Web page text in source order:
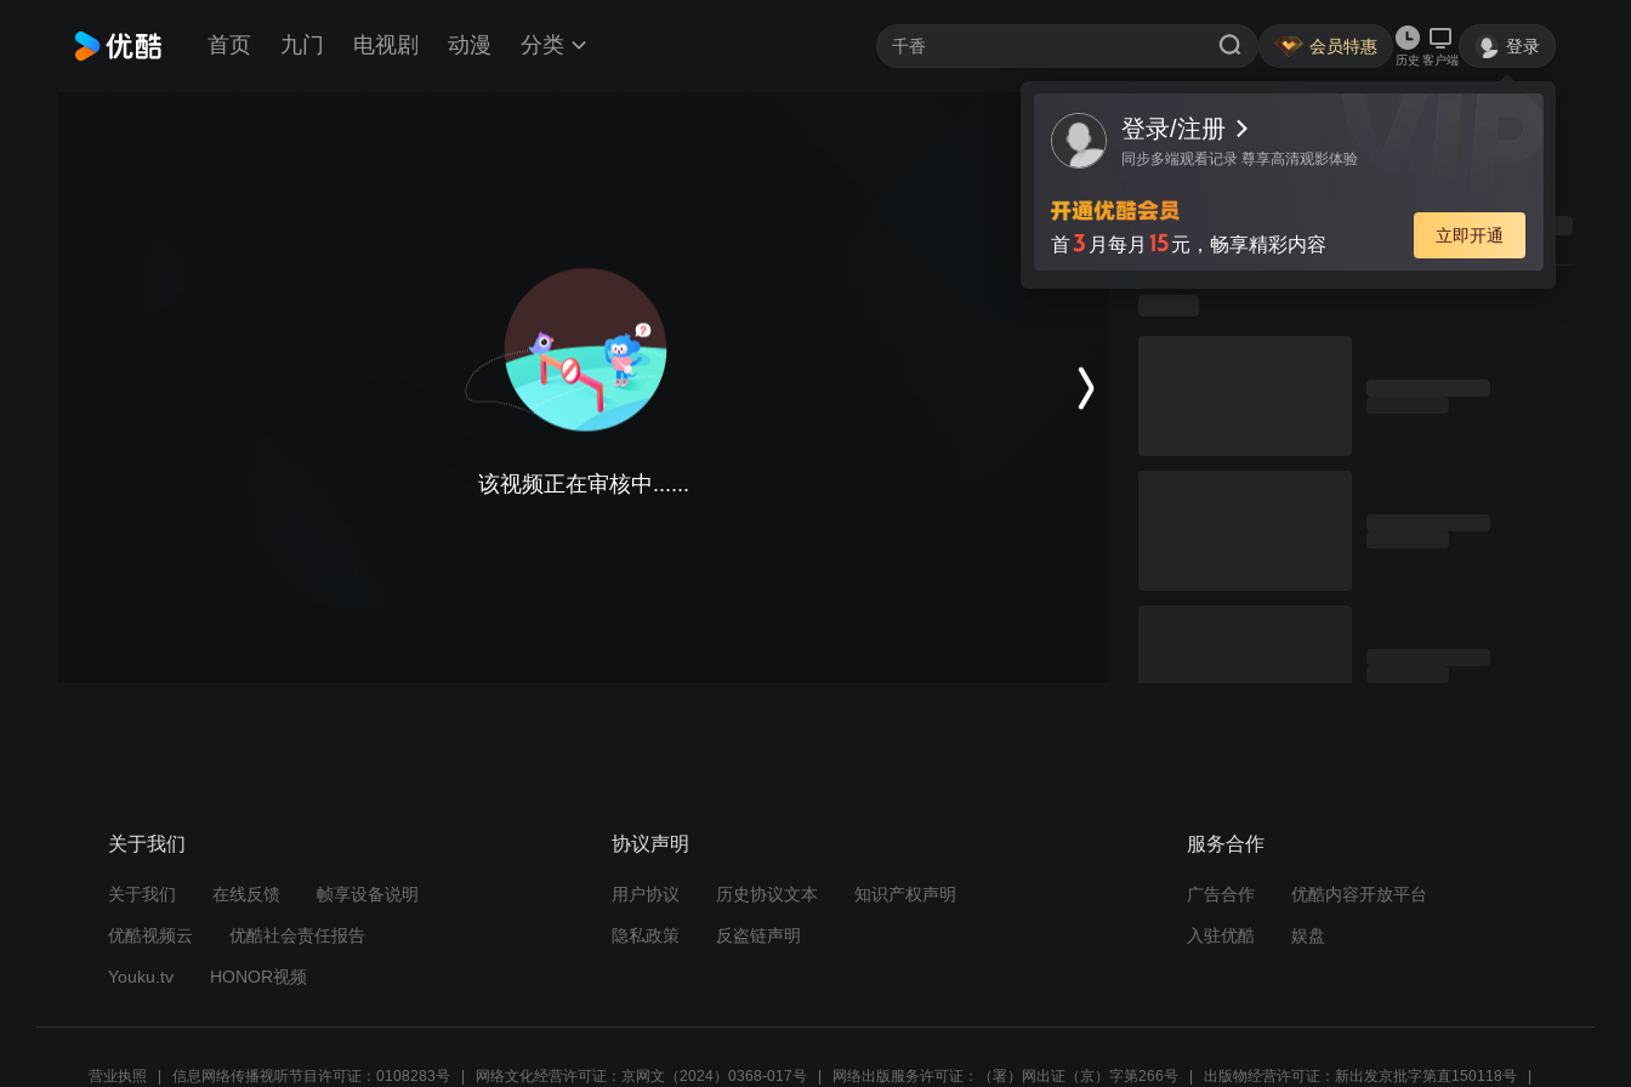
首页 九门 电视剧 动漫 分类 会员特惠
历史 客户端
登录
登录/注册
同步多端观看记录 尊享高清观影体验
首3 月每月 15元，畅享精彩内容 立即开通
该视频正在审核中......
关于我们
关于我们 在线反馈 帧享设备说明
优酷视频云 优酷社会责任报告
Youku.tv HONOR视频
协议声明
用户协议 历史协议文本 知识产权声明
隐私政策 反盗链声明
服务合作
广告合作 优酷内容开放平台
入驻优酷 娱盘
营业执照 信息网络传播视听节目许可证：0108283号 网络文化经营许可证：京网文（2024）0368-017号 网络出版服务许可证：（署）网出证（京）字第266号 出版物经营许可证：新出发京批字第直150118号